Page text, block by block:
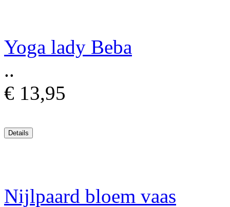
Yoga lady Beba
..
€ 13,95
Nijlpaard bloem vaas